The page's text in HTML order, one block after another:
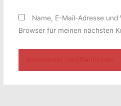
Name, E-Mail-Adresse und
Browser für meinen nächsten